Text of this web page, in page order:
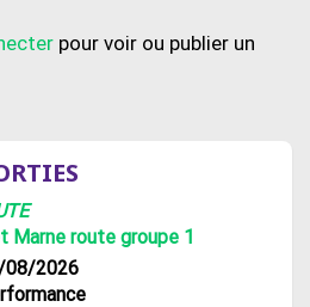
pour voir ou publier un
Marne route groupe 1
08/2026